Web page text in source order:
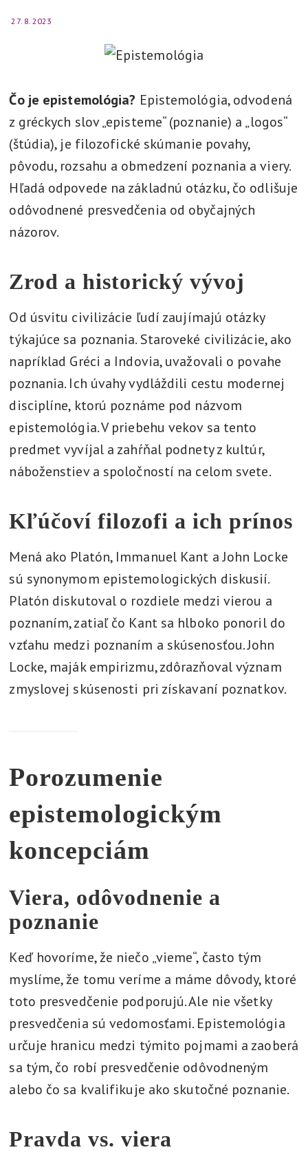
í
v
y
i
e
š
i
27. 8. 2023
Čo je epistemológia? Epistemológia, odvodená
z gréckych slov „episteme“ (poznanie) a „logos“
(štúdia), je filozofické skúmanie povahy,
pôvodu, rozsahu a obmedzení poznania a viery.
Hľadá odpovede na základnú otázku, čo odlišuje
odôvodnené presvedčenia od obyčajných
názorov.
Zrod a historický vývoj
Od úsvitu civilizácie ľudí zaujímajú otázky
týkajúce sa poznania. Staroveké civilizácie, ako
napríklad Gréci a Indovia, uvažovali o povahe
poznania. Ich úvahy vydláždili cestu modernej
disciplíne, ktorú poznáme pod názvom
epistemológia. V priebehu vekov sa tento
predmet vyvíjal a zahŕňal podnety z kultúr,
náboženstiev a spoločností na celom svete.
Kľúčoví filozofi a ich prínos
Mená ako Platón, Immanuel Kant a John Locke
sú synonymom epistemologických diskusií.
Platón diskutoval o rozdiele medzi vierou a
poznaním, zatiaľ čo Kant sa hlboko ponoril do
vzťahu medzi poznaním a skúsenosťou. John
Locke, maják empirizmu, zdôrazňoval význam
zmyslovej skúsenosti pri získavaní poznatkov.
Porozumenie
epistemologickým
koncepciám
Viera, odôvodnenie a
poznanie
Keď hovoríme, že niečo „vieme“, často tým
myslíme, že tomu veríme a máme dôvody, ktoré
toto presvedčenie podporujú. Ale nie všetky
presvedčenia sú vedomosťami. Epistemológia
určuje hranicu medzi týmito pojmami a zaoberá
sa tým, čo robí presvedčenie odôvodneným
alebo čo sa kvalifikuje ako skutočné poznanie.
Pravda vs. viera